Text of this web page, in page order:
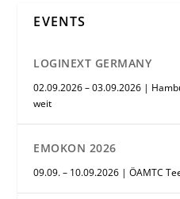
EVENTS
LOGINEXT GERMANY
02.09.2026 – 03.09.2026 |
weit
EMOKON 2026
09.09. – 10.09.2026 | ÖAMTC